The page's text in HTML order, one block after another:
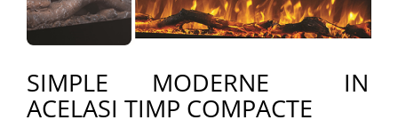
SIMPLE MODERNE IN
ACELASI TIMP COMPACTE